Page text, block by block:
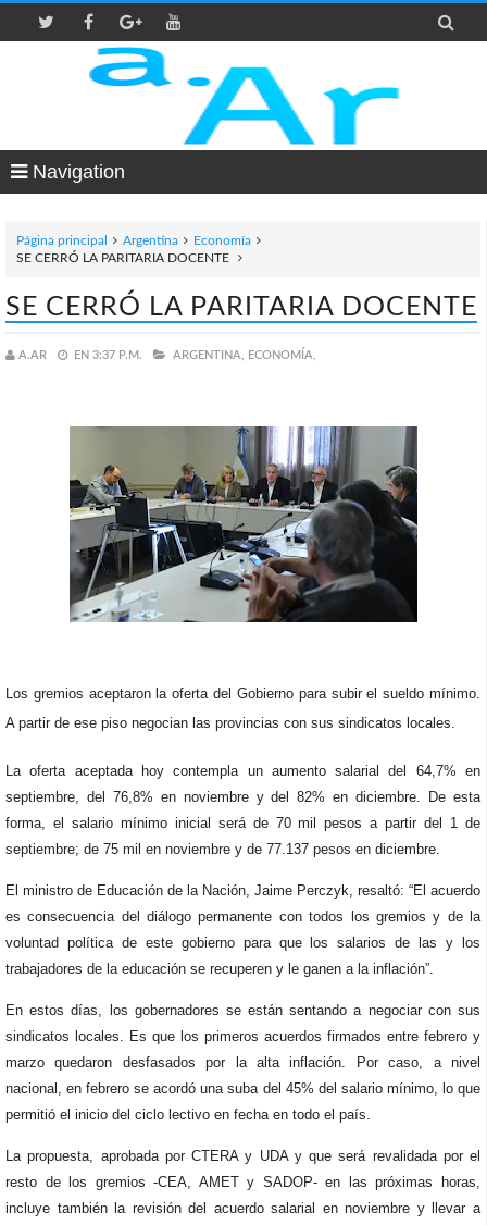

Navigation
Página principal Argentina
Economía
SE CERRÓ LA PARITARIA DOCENTE
SE CERRÓ LA PARITARIA DOCENTE
A.AR EN 3:37 P.M. ARGENTINA, ECONOMÍA,
Los gremios aceptaron la oferta del Gobierno para subir el sueldo mínimo.
A partir de ese piso negocian las provincias con sus sindicatos locales.
La oferta aceptada hoy contempla un aumento salarial del 64,7% en
septiembre, del 76,8% en noviembre y del 82% en diciembre. De esta
forma, el salario mínimo inicial será de 70 mil pesos a partir del 1 de
septiembre; de 75 mil en noviembre y de 77.137 pesos en diciembre.
El ministro de Educación de la Nación, Jaime Perczyk, resaltó: “El acuerdo
es consecuencia del diálogo permanente con todos los gremios y de la
voluntad política de este gobierno para que los salarios de las y los
trabajadores de la educación se recuperen y le ganen a la inflación”.
En estos días, los gobernadores se están sentando a negociar con sus
sindicatos locales. Es que los primeros acuerdos firmados entre febrero y
marzo quedaron desfasados por la alta inflación. Por caso, a nivel
nacional, en febrero se acordó una suba del 45% del salario mínimo, lo que
permitió el inicio del ciclo lectivo en fecha en todo el país.
La propuesta, aprobada por CTERA y UDA y que será revalidada por el
resto de los gremios -CEA, AMET y SADOP- en las próximas horas,
incluye también la revisión del acuerdo salarial en noviembre y llevar a